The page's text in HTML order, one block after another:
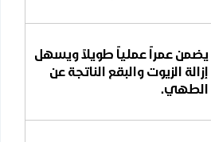
يضمن عمراً عملياً طويلاً ويسهل
إزالة الزيوت والبقع الناتجة عن
الطهي.